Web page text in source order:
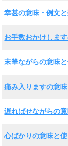
幸甚の意味・例文
お手数おかけしま
末筆ながらの意味
痛み入りますの意
遅ればせながらの
心ばかりの意味と